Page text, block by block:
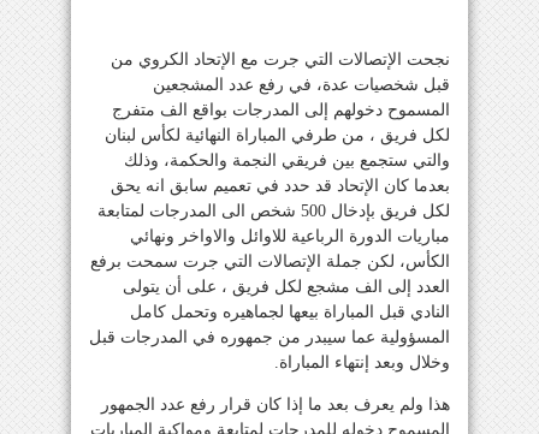
نجحت الإتصالات التي جرت مع الإتحاد الكروي من
قبل شخصيات عدة، في رفع عدد المشجعين
المسموح دخولهم إلى المدرجات بواقع الف متفرج
لكل فريق ، من طرفي المباراة النهائية لكأس لبنان
والتي ستجمع بين فريقي النجمة والحكمة، وذلك
بعدما كان الإتحاد قد حدد في تعميم سابق انه يحق
لكل فريق بإدخال 500 شخص الى المدرجات لمتابعة
مباريات الدورة الرباعية للاوائل والاواخر ونهائي
الكأس، لكن جملة الإتصالات التي جرت سمحت برفع
العدد إلى الف مشجع لكل فريق ، على أن يتولى
النادي قبل المباراة بيعها لجماهيره وتحمل كامل
المسؤولية عما سيبدر من جمهوره في المدرجات قبل
وخلال وبعد إنتهاء المباراة.
هذا ولم يعرف بعد ما إذا كان قرار رفع عدد الجمهور
المسموح دخوله للمدرجات لمتابعة ومواكبة المباريات